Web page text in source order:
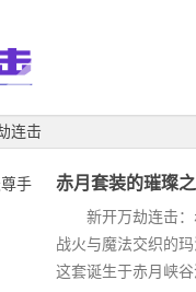
连击
赤月套装的璀璨
新开万劫连击：
战火与魔法交织的
这套诞生于赤月峡谷